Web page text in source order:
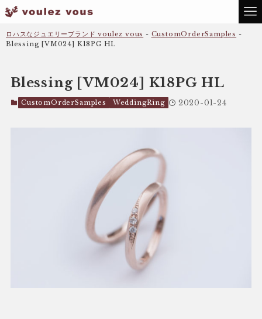
ロハスなジュエリーブランド voulez vous - CustomOrderSamples -
Blessing [VM024] K18PG HL
Blessing [VM024] K18PG HL
CustomOrderSamples WeddingRing 2020-01-24